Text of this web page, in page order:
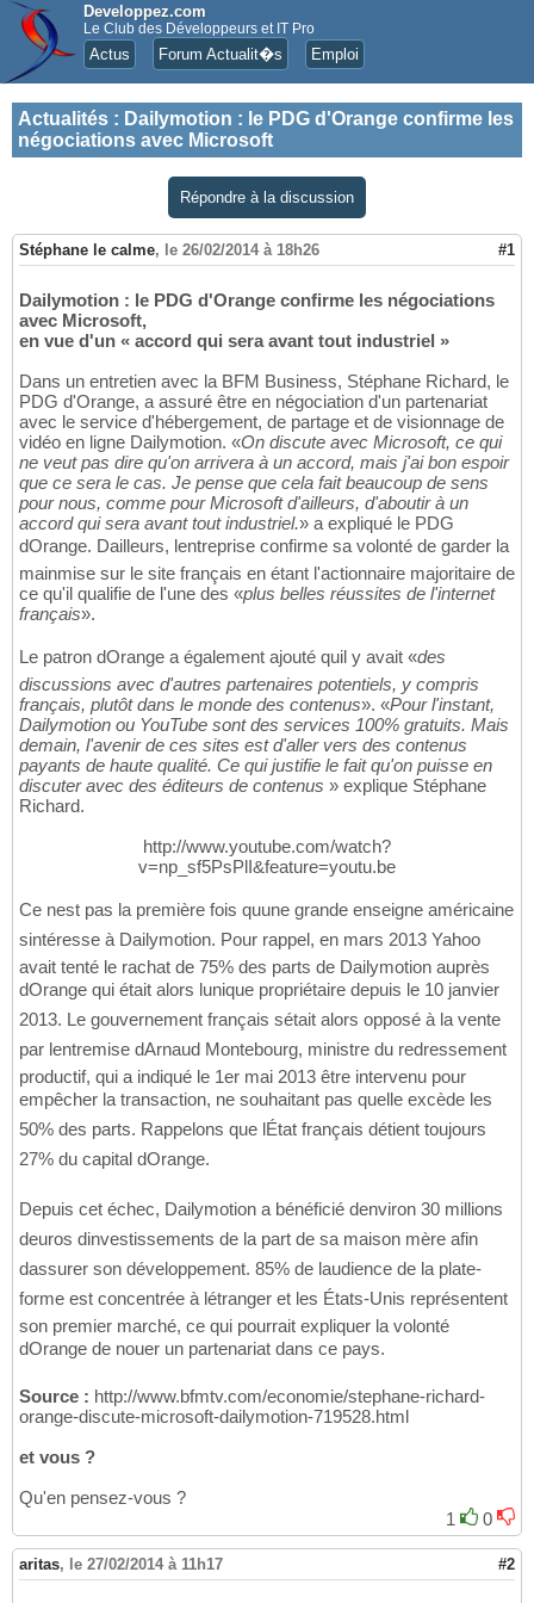
Developpez.com
Le Club des Développeurs et IT Pro
Actus Forum Actualit�s Emploi
Actualités : Dailymotion : le PDG d'Orange confirme les
négociations avec Microsoft
Répondre à la discussion
Stéphane le calme, le 26/02/2014 à 18h26 #1
Dailymotion : le PDG d'Orange confirme les négociations
avec Microsoft,
en vue d'un « accord qui sera avant tout industriel »
Dans un entretien avec la BFM Business, Stéphane Richard, le
PDG d'Orange, a assuré être en négociation d'un partenariat
avec le service d'hébergement, de partage et de visionnage de
vidéo en ligne Dailymotion. «On discute avec Microsoft, ce qui
ne veut pas dire qu'on arrivera à un accord, mais j'ai bon espoir
que ce sera le cas. Je pense que cela fait beaucoup de sens
pour nous, comme pour Microsoft d'ailleurs, d'aboutir à un
accord qui sera avant tout industriel.» a expliqué le PDG
dOrange. Dailleurs, lentreprise confirme sa volonté de garder la
mainmise sur le site français en étant l'actionnaire majoritaire de
ce qu'il qualifie de l'une des «plus belles réussites de l'internet
français».
Le patron dOrange a également ajouté quil y avait «des
discussions avec d'autres partenaires potentiels, y compris
français, plutôt dans le monde des contenus». «Pour l'instant,
Dailymotion ou YouTube sont des services 100% gratuits. Mais
demain, l'avenir de ces sites est d'aller vers des contenus
payants de haute qualité. Ce qui justifie le fait qu'on puisse en
discuter avec des éditeurs de contenus » explique Stéphane
Richard.
http://www.youtube.com/watch?
v=np_sf5PsPlI&feature=youtu.be
Ce nest pas la première fois quune grande enseigne américaine
sintéresse à Dailymotion. Pour rappel, en mars 2013 Yahoo
avait tenté le rachat de 75% des parts de Dailymotion auprès
dOrange qui était alors lunique propriétaire depuis le 10 janvier
2013. Le gouvernement français sétait alors opposé à la vente
par lentremise dArnaud Montebourg, ministre du redressement
productif, qui a indiqué le 1er mai 2013 être intervenu pour
empêcher la transaction, ne souhaitant pas quelle excède les
50% des parts. Rappelons que lÉtat français détient toujours
27% du capital dOrange.
Depuis cet échec, Dailymotion a bénéficié denviron 30 millions
deuros dinvestissements de la part de sa maison mère afin
dassurer son développement. 85% de laudience de la plate-
forme est concentrée à létranger et les États-Unis représentent
son premier marché, ce qui pourrait expliquer la volonté
dOrange de nouer un partenariat dans ce pays.
Source : http://www.bfmtv.com/economie/stephane-richard-
orange-discute-microsoft-dailymotion-719528.html
et vous ?
Qu'en pensez-vous ?
1
0
aritas, le 27/02/2014 à 11h17 #2